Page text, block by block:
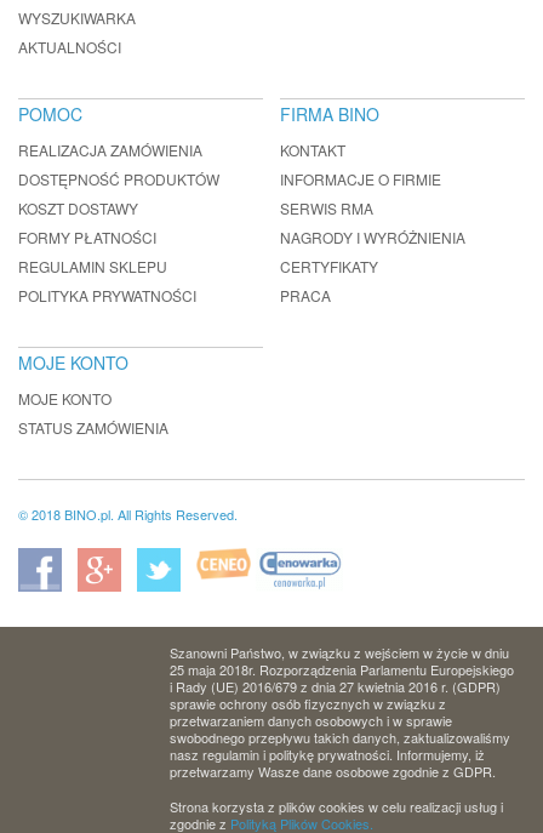
WYSZUKIWARKA
AKTUALNOŚCI
POMOC
REALIZACJA ZAMÓWIENIA
DOSTĘPNOŚĆ PRODUKTÓW
KOSZT DOSTAWY
FORMY PŁATNOŚCI
REGULAMIN SKLEPU
POLITYKA PRYWATNOŚCI
FIRMA BINO
KONTAKT
INFORMACJE O FIRMIE
SERWIS RMA
NAGRODY I WYRÓŻNIENIA
CERTYFIKATY
PRACA
MOJE KONTO
MOJE KONTO
STATUS ZAMÓWIENIA
© 2018 BINO.pl. All Rights Reserved.
Szanowni Państwo, w związku z wejściem w życie w dniu
25 maja 2018r. Rozporządzenia Parlamentu Europejskiego
i Rady (UE) 2016/679 z dnia 27 kwietnia 2016 r. (GDPR)
sprawie ochrony osób fizycznych w związku z
przetwarzaniem danych osobowych i w sprawie
swobodnego przepływu takich danych, zaktualizowaliśmy
nasz regulamin i politykę prywatności. Informujemy, iż
przetwarzamy Wasze dane osobowe zgodnie z GDPR.
Strona korzysta z plików cookies w celu realizacji usług i
zgodnie z Polityką Plików Cookies.